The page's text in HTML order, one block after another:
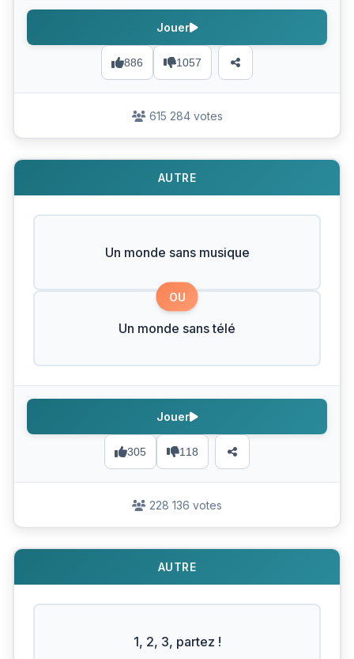
886 1057
Jouer
615 284 votes
AUTRE
Un monde sans musique
OU
Un monde sans télé
305 118
Jouer
228 136 votes
AUTRE
1, 2, 3, partez !